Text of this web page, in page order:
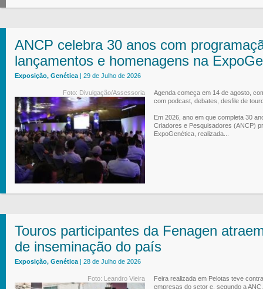
ANCP celebra 30 anos com
lançamentos e homenagens na
Exposição, Genética | 29 de Julho de 2026
Foto: Divulgação/Assessoria
Agenda começa em 14 de agosto,
com podcast, debates, desfile de
Em 2026, ano em que completa 30
Criadores e Pesquisadores (ANCP)
ExpoGenética, realizada...
Touros participantes da Fenagen
de inseminação do país
Exposição, Genética | 28 de Julho de 2026
Foto: Leandro Vieira
Feira realizada em Pelotas teve
empresas do setor e, segundo a